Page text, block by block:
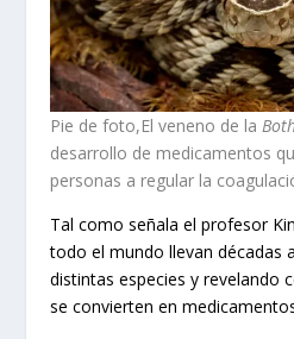
Pie de foto,El veneno de la
desarrollo de medicamentos
personas a regular la
Tal como señala el profesor
todo el mundo llevan décadas
distintas especies y revelando
se convierten en